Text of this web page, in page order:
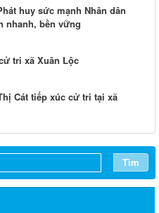
huy sức mạnh Nhân dân
nhanh, bền vững
tri xã Xuân Lộc
Cát tiếp xúc cử tri tại xã
Tìm